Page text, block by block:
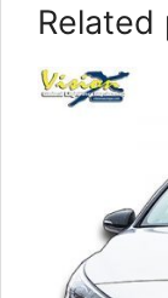
This
product
options
may